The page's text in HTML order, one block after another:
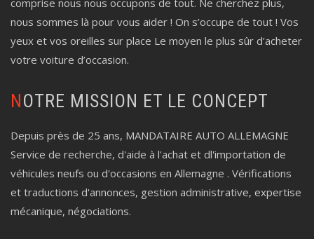
comprise nous nous occupons de tout. Ne cherchez plus,
nous sommes là pour vous aider ! On s’occupe de tout ! Vos
yeux et vos oreilles sur place Le moyen le plus sûr d’acheter
votre voiture d’occasion.
NOTRE MISSION ET LE CONCEPT
Depuis près de 25 ans, MANDATAIRE AUTO ALLEMAGNE
Service de recherche, d'aide à l'achat et dl'importation de
véhicules neufs ou d'occasions en Allemagne . Vérifications
et traductions d'annonces, gestion administrative, expertise
mécanique, négociations.